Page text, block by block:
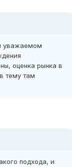
уважаемом
оценка рынка в
тему там
подхода, и